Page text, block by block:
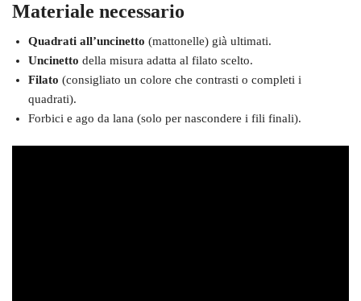
Materiale necessario
Quadrati all’uncinetto (mattonelle) già ultimati.
Uncinetto della misura adatta al filato scelto.
Filato (consigliato un colore che contrasti o completi i
quadrati).
Forbici e ago da lana (solo per nascondere i fili finali).